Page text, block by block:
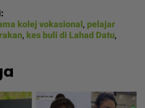
kolej vokasional, pelajar
, kes buli di Lahad Datu,